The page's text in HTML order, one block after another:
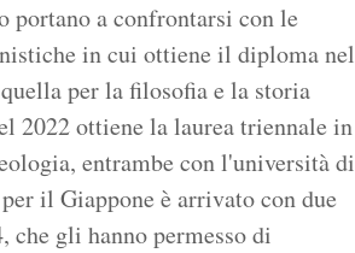
a confrontarsi con le
in cui ottiene il diploma nel
per la filosofia e la storia
2022 ottiene la laurea triennale in
entrambe con l'università di
il Giappone è arrivato con due
gli hanno permesso di